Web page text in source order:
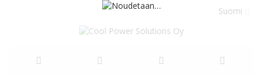
Suomi